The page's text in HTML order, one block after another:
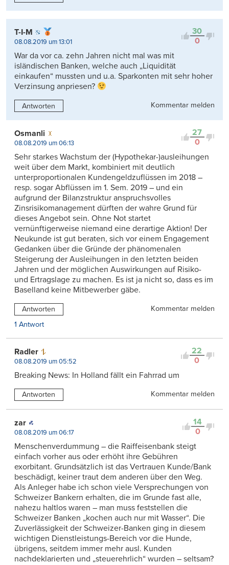
30
0
T-I-M
08.08.2019 um 13:01
War da vor ca. zehn Jahren nicht mal was mit
isländischen Banken, welche auch „Liquidität
einkaufen“ mussten und u.a. Sparkonten mit sehr hoher
Verzinsung anpriesen?
Antworten Kommentar melden
27
0
Osmanli
08.08.2019 um 06:13
Sehr starkes Wachstum der (Hypothekar-)ausleihungen
weit über dem Markt, kombiniert mit deutlich
unterproportionalen Kundengeldzuflüssen im 2018 –
resp. sogar Abflüssen im 1. Sem. 2019 – und ein
aufgrund der Bilanzstruktur anspruchsvolles
Zinsrisikomanagement dürften der wahre Grund für
dieses Angebot sein. Ohne Not startet
vernünftigerweise niemand eine derartige Aktion! Der
Neukunde ist gut beraten, sich vor einem Engagement
Gedanken über die Gründe der phänomenalen
Steigerung der Ausleihungen in den letzten beiden
Jahren und der möglichen Auswirkungen auf Risiko-
und Ertragslage zu machen. Es ist ja nicht so, dass es im
Baselland keine Mitbewerber gäbe.
Antworten
Kommentar melden
1 Antwort
22
0
Radler
08.08.2019 um 05:52
Breaking News: In Holland fällt ein Fahrrad um
Antworten Kommentar melden
14
0
zar
08.08.2019 um 06:17
Menschenverdummung – die Raiffeisenbank steigt
einfach vorher aus oder erhöht ihre Gebühren
exorbitant. Grundsätzlich ist das Vertrauen Kunde/Bank
beschädigt, keiner traut dem anderen über den Weg.
Als Anleger habe ich schon viele Versprechungen von
Schweizer Bankern erhalten, die im Grunde fast alle,
nahezu haltlos waren – man muss feststellen die
Schweizer Banken „kochen auch nur mit Wasser“. Die
Zuverlässigkeit der Schweizer-Banken ging in diesem
wichtigen Dienstleistungs-Bereich vor die Hunde,
übrigens, seitdem immer mehr ausl. Kunden
nachdeklarierten und „steuerehrlich“ wurden – seltsam?